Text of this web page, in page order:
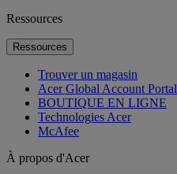
Ressources
Ressources
Trouver un magasin
Acer Global Account Portal
BOUTIQUE EN LIGNE
Technologies Acer
McAfee
À propos d'Acer